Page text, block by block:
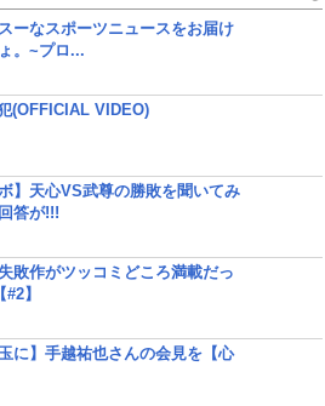
ーなスポーツニュースをお届け
。~プロ...
(OFFICIAL VIDEO)
】天心VS武尊の勝敗を聞いてみ
答が!!!
敗作がツッコミどころ満載だっ
】
に】手越祐也さんの会見を【心